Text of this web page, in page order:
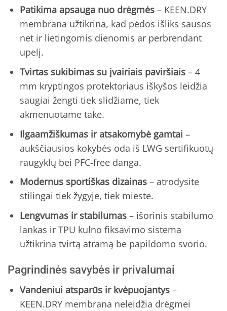
Patikima apsauga nuo drėgmės– KEEN.DRY
membrana užtikrina, kad pėdos išliks sausos
net ir lietingomis dienomis ar perbrendant
upelį.
Tvirtas sukibimas su įvairiais paviršiais– 4
mm kryptingos protektoriaus iškyšos leidžia
saugiai žengti tiek slidžiame, tiek
akmenuotame take.
Ilgaamžiškumas ir atsakomybė gamtai –
aukščiausios kokybės oda iš LWG sertifikuotų
raugyklų bei PFC-free danga.
Modernus sportiškas dizainas– atrodysite
stilingai tiek žygyje, tiek mieste.
Lengvumas ir stabilumas– išorinis stabilumo
lankas ir TPU kulno fiksavimo sistema
užtikrina tvirtą atramą be papildomo svorio.
Pagrindinės savybės ir privalumai
Vandeniui atsparūs ir kvėpuojantys–
KEEN.DRY membrana neleidžia drėgmei